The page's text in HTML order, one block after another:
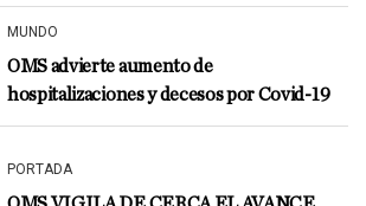
MUNDO
OMS advierte aumento de
hospitalizaciones y decesos por Covid-19
PORTADA